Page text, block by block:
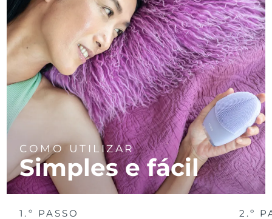
COMO UTILIZAR
Simples e fácil
1.º PASSO 2.º